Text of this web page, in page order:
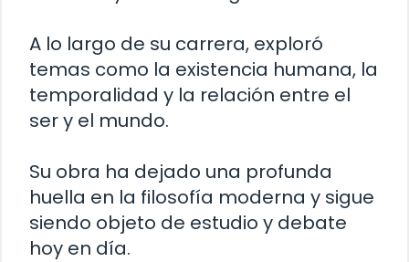
A lo largo de su carrera, exploró
temas como la existencia humana, la
temporalidad y la relación entre el
ser y el mundo.
Su obra ha dejado una profunda
huella en la filosofía moderna y sigue
siendo objeto de estudio y debate
hoy en día.